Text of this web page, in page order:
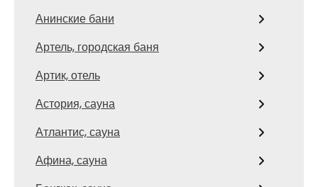
Анинские бани
Артель, городская баня
Артик, отель
Астория, сауна
Атлантис, сауна
Афина, сауна